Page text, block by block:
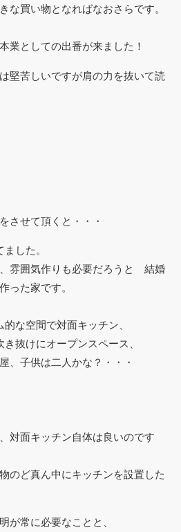
な買い物となればなおさらです。
業としての出番が来ました！
堅苦しいですが肩の力を抜いて読
させて頂くと・・・
した。
雰囲気作りも必要だろうと 結婚
った家です。
な空間で対面キッチン、
抜けにオープンスペース、
屋、子供は二人かな？・・・
対面キッチン自体は良いのです
のど真ん中にキッチンを設置した
が常に必要なことと、